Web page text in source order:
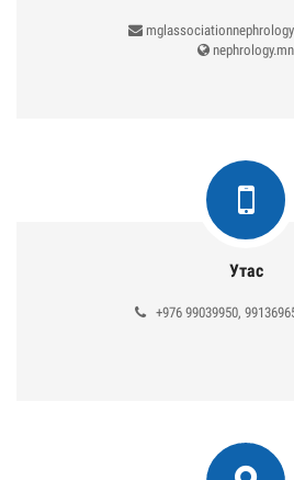
nephrology.mn
Утас
+976 99039950,